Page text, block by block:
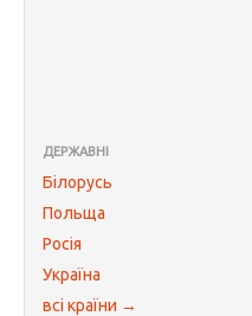
ДЕРЖАВНІ
Білорусь
Польща
Росія
Україна
всі країни →